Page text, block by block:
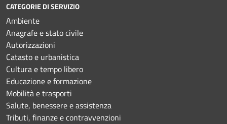
CATEGORIE DI SERVIZIO
Ambiente
Anagrafe e stato civile
Autorizzazioni
Catasto e urbanistica
Cultura e tempo libero
Educazione e formazione
Mobilità e trasporti
Salute, benessere e assistenza
Tributi, finanze e contravvenzioni